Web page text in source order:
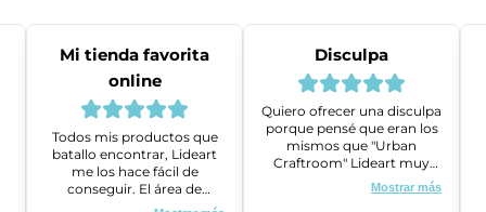
Mi tienda favorita
online
Todos mis productos que
batallo encontrar, Lideart
me los hace fácil de
conseguir. El área de
ventas es super amable y
Disculpa
Quiero ofrecer una disculpa
porque pensé que eran los
mismos que "Urban
Craftroom" Lideart muy
amables me ayudaron a
gestionar un problema que
Mostrar más